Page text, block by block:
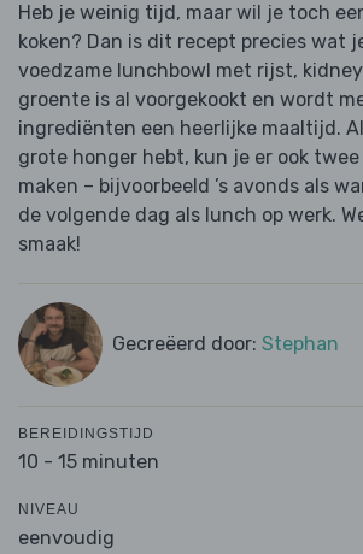
Heb je weinig tijd, maar wil je toch
koken? Dan is dit recept precies wat
voedzame lunchbowl met rijst,
groente is al voorgekookt en wordt
ingrediënten een heerlijke maaltijd.
grote honger hebt, kun je er ook
maken – bijvoorbeeld ’s avonds als
de volgende dag als lunch op werk.
smaak!
Gecreëerd door: Stephan
BEREIDINGSTIJD
10 - 15 minuten
NIVEAU
eenvoudig